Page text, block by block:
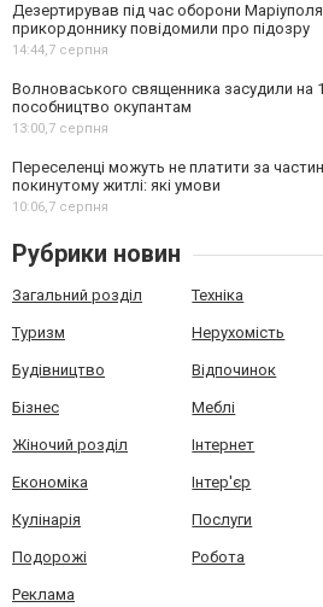
Дезертирував під час оборони
прикордоннику повідомили про підозру
14:44,7 серпня
Волноваського священника засудили на
пособництво окупантам
13:00,7 серпня
Переселенці можуть не платити за
покинутому житлі: які умови
10:06,7 серпня
Рубрики новин
Загальний розділ Техніка
Туризм Нерухомість
Будівництво Відпочинок
Бізнес Меблі
Жіночий розділ Інтернет
Економіка Інтер'єр
Кулінарія Послуги
Подорожі Робота
Реклама